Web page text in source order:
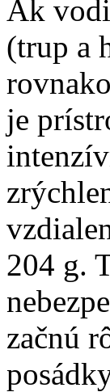
Ak
(trup a
je
204 g.
začnú